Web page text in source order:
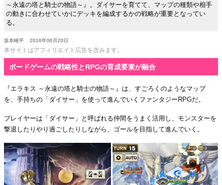
～永遠の塔と騎士の物語～』。ダイサーを育てて、マップの種類や相手
の動きに合わせていかにデッキを編成するかの戦略が重要となってい
る。
坂本峻平 2016年06月20日
本サイトはアフィリエイト広告を含みます。
ボードゲームの戦略性とRPGの育成要素が融合
『エラキス ～永遠の塔と騎士の物語～』は、すごろくのようなマップ
を、手持ちの「ダイサー」を使って進んでいくファンタジーRPGだ。
プレイヤーは「ダイサー」と呼ばれる仲間をうまく活用し、モンスターを
撃退したりやり過ごしたりしながら、ゴールを目指して進んでいく。